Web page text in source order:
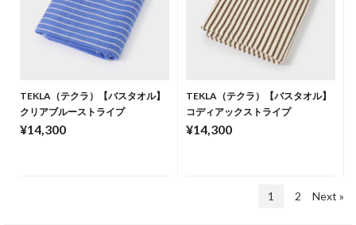
TEKLA（テクラ）【バスタオル】
クリアブルーストライプ
¥14,300
TEKLA（テクラ）【バスタオル】
コディアックストライプ
¥14,300
1 2 Next »